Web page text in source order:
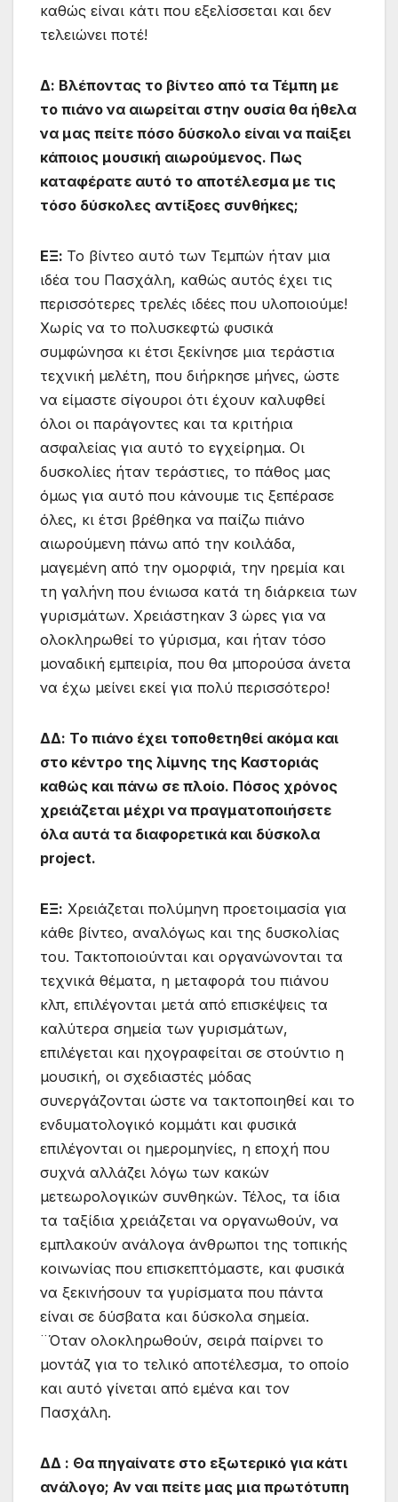
καθώς είναι κάτι που εξελίσσεται και δεν
τελειώνει ποτέ!
Δ: Βλέποντας το βίντεο από τα Τέμπη με
το πιάνο να αιωρείται στην ουσία θα ήθελα
να μας πείτε πόσο δύσκολο είναι να παίξει
κάποιος μουσική αιωρούμενος. Πως
καταφέρατε αυτό το αποτέλεσμα με τις
τόσο δύσκολες αντίξοες συνθήκες;
ΕΞ: Το βίντεο αυτό των Τεμπών ήταν μια
ιδέα του Πασχάλη, καθώς αυτός έχει τις
περισσότερες τρελές ιδέες που υλοποιούμε!
Χωρίς να το πολυσκεφτώ φυσικά
συμφώνησα κι έτσι ξεκίνησε μια τεράστια
τεχνική μελέτη, που διήρκησε μήνες, ώστε
να είμαστε σίγουροι ότι έχουν καλυφθεί
όλοι οι παράγοντες και τα κριτήρια
ασφαλείας για αυτό το εγχείρημα. Οι
δυσκολίες ήταν τεράστιες, το πάθος μας
όμως για αυτό που κάνουμε τις ξεπέρασε
όλες, κι έτσι βρέθηκα να παίζω πιάνο
αιωρούμενη πάνω από την κοιλάδα,
μαγεμένη από την ομορφιά, την ηρεμία και
τη γαλήνη που ένιωσα κατά τη διάρκεια των
γυρισμάτων. Χρειάστηκαν 3 ώρες για να
ολοκληρωθεί το γύρισμα, και ήταν τόσο
μοναδική εμπειρία, που θα μπορούσα άνετα
να έχω μείνει εκεί για πολύ περισσότερο!
ΔΔ: Το πιάνο έχει τοποθετηθεί ακόμα και
στο κέντρο της λίμνης της Καστοριάς
καθώς και πάνω σε πλοίο. Πόσος χρόνος
χρειάζεται μέχρι να πραγματοποιήσετε
όλα αυτά τα διαφορετικά και δύσκολα
project.
ΕΞ: Χρειάζεται πολύμηνη προετοιμασία για
κάθε βίντεο, αναλόγως και της δυσκολίας
του. Τακτοποιούνται και οργανώνονται τα
τεχνικά θέματα, η μεταφορά του πιάνου
κλπ, επιλέγονται μετά από επισκέψεις τα
καλύτερα σημεία των γυρισμάτων,
επιλέγεται και ηχογραφείται σε στούντιο η
μουσική, οι σχεδιαστές μόδας
συνεργάζονται ώστε να τακτοποιηθεί και το
ενδυματολογικό κομμάτι και φυσικά
επιλέγονται οι ημερομηνίες, η εποχή που
συχνά αλλάζει λόγω των κακών
μετεωρολογικών συνθηκών. Τέλος, τα ίδια
τα ταξίδια χρειάζεται να οργανωθούν, να
εμπλακούν ανάλογα άνθρωποι της τοπικής
κοινωνίας που επισκεπτόμαστε, και φυσικά
να ξεκινήσουν τα γυρίσματα που πάντα
είναι σε δύσβατα και δύσκολα σημεία.
¨Όταν ολοκληρωθούν, σειρά παίρνει το
μοντάζ για το τελικό αποτέλεσμα, το οποίο
και αυτό γίνεται από εμένα και τον
Πασχάλη.
ΔΔ : Θα πηγαίνατε στο εξωτερικό για κάτι
ανάλογο; Αν ναι πείτε μας μια πρωτότυπη